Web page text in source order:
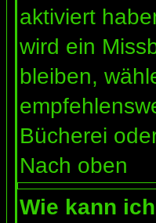
aktiviert
wird ein
bleiben,
Bücherei
Nach oben
Wie kann